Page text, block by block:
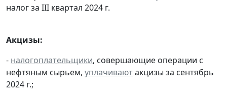
налог за III квартал 2024 г.
Акцизы:
- налогоплательщики, совершающие операции с
нефтяным сырьем, уплачиваютакцизы за сентябрь
2024 г.;